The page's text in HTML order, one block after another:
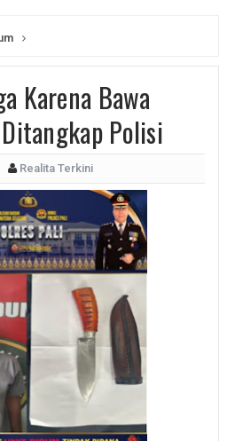
Karena Bawa
Polisi
Realita Terkini